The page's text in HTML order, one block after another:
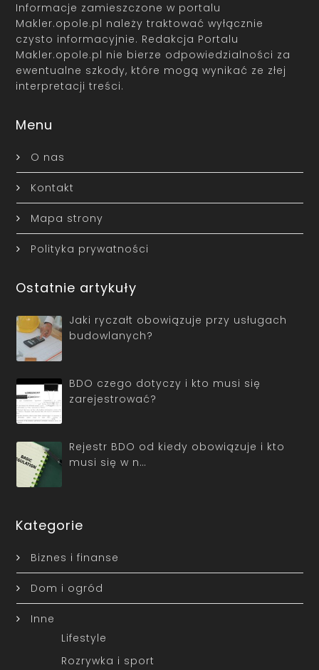
Informacje zamieszczone w portalu
Makler.opole.pl należy traktować wyłącznie
czysto informacyjnie. Redakcja Portalu
Makler.opole.pl nie bierze odpowiedzialności za
ewentualne szkody, które mogą wynikać ze złej
interpretacji treści.
Menu
O nas
Kontakt
Mapa strony
Polityka prywatności
Ostatnie artykuły
Jaki ryczałt obowiązuje przy usługach
budowlanych?
BDO czego dotyczy i kto musi się
zarejestrować?
Rejestr BDO od kiedy obowiązuje i kto
musi się w n…
Kategorie
Biznes i finanse
Dom i ogród
Inne
Lifestyle
Rozrywka i sport